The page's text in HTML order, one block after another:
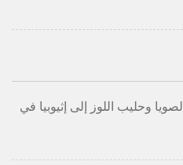
وحليب اللوز إلى إثيوبيا في